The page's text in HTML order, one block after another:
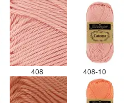
408 408-10